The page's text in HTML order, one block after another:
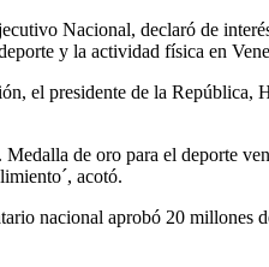
Nacional, declaró de
y la actividad física en
el presidente de la República,
de oro para el deporte
acotó.
nacional aprobó 20 millones